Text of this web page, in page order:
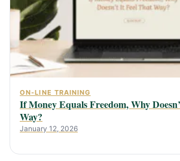
ON-LINE TRAINING
If Money Equals Freedom, Why
Way?
January 12, 2026